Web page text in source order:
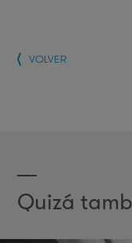
VOLVER
Quizá